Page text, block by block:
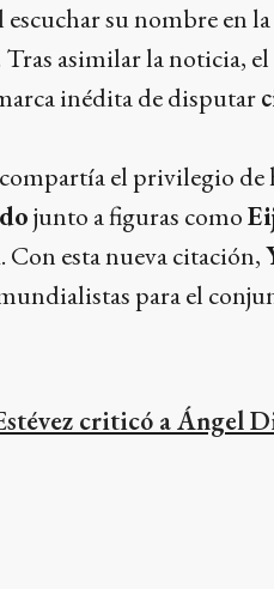
su nombre en
Tras asimilar la noticia,
inédita de disputar
el privilegio
junto a figuras como
. Con esta nueva citación,
para el
criticó a Ángel